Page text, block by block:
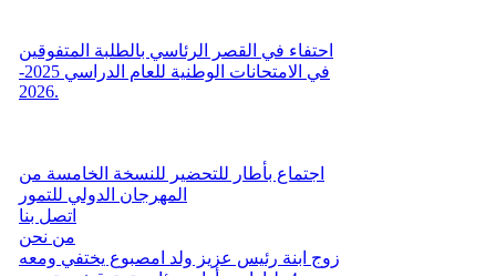
احتفاء في القصر الرئاسي بالطلبة المتفوقين
في الامتحانات الوطنية للعام الدراسي 2025-
2026.
اجتماع بأطار للتحضير للنسخة الخامسة من
المهرجان الدولي للتمور
اتصل بنا
من نحن
زوج ابنة رئيس عزيز ولد امصبوع يختفي ومعه